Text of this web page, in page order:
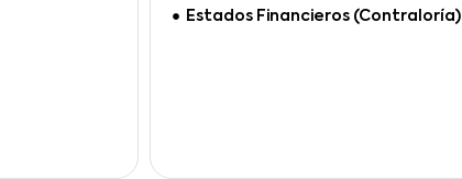
Estados Financieros (Contraloría)